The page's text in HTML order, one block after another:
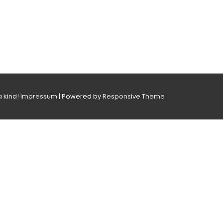
kind! Impressum | Powered byResponsive Theme